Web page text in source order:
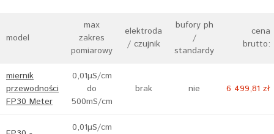
model
max
zakres
pomiarowy
elektroda
/ czujnik
bufory ph
/
standardy
cena
brutto:
miernik
przewodności
FP30 Meter
0,01µS/cm
do
500mS/cm
brak nie 6 499,81 zł
0,01µS/cm